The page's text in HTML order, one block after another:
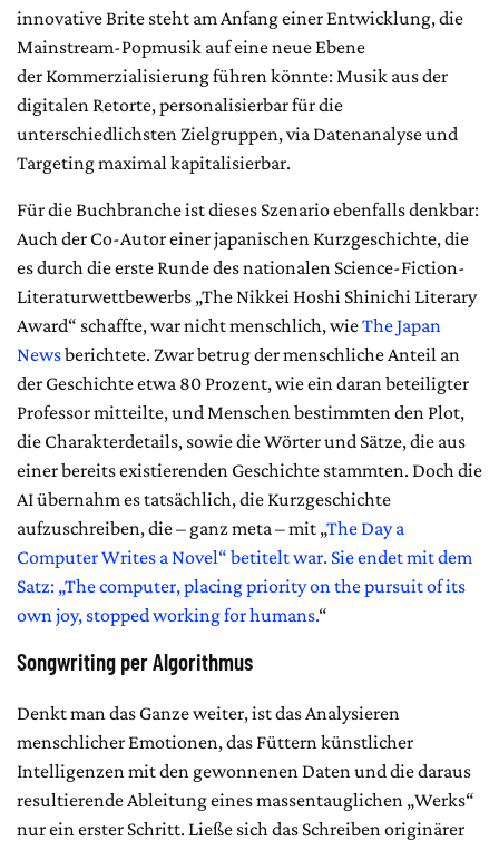
innovative Brite steht am Anfang einer Entwicklung, die
Mainstream-Popmusik auf eine neue Ebene
der Kommerzialisierung führen könnte: Musik aus der
digitalen Retorte, personalisierbar für die
unterschiedlichsten Zielgruppen, via Datenanalyse und
Targeting maximal kapitalisierbar.
Für die Buchbranche ist dieses Szenario ebenfalls denkbar:
Auch der Co-Autor einer japanischen Kurzgeschichte, die
es durch die erste Runde des nationalen Science-Fiction-
Literaturwettbewerbs „The Nikkei Hoshi Shinichi Literary
Award“ schaffte, war nicht menschlich, wieThe Japan
Newsberichtete. Zwar betrug der menschliche Anteil an
der Geschichte etwa 80 Prozent, wie ein daran beteiligter
Professor mitteilte, und Menschen bestimmten den Plot,
die Charakterdetails, sowie die Wörter und Sätze, die aus
einer bereits existierenden Geschichte stammten. Doch die
AI übernahm es tatsächlich, die Kurzgeschichte
aufzuschreiben, die – ganz meta – mit „The Day a
Computer Writes a Novel“ betitelt war. Sie endet mit dem
Satz: „The computer, placing priority on the pursuit of its
own joy, stopped working for humans.“
Songwriting per Algorithmus
Denkt man das Ganze weiter, ist das Analysieren
menschlicher Emotionen, das Füttern künstlicher
Intelligenzen mit den gewonnenen Daten und die daraus
resultierende Ableitung eines massentauglichen „Werks“
nur ein erster Schritt. Ließe sich das Schreiben originärer